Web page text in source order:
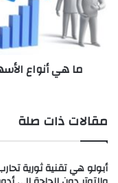
يمكنك
التداول
عليها
Exnessما هي أنواع
مقالات ذات صلة
أبولو هي تقنية ثورية